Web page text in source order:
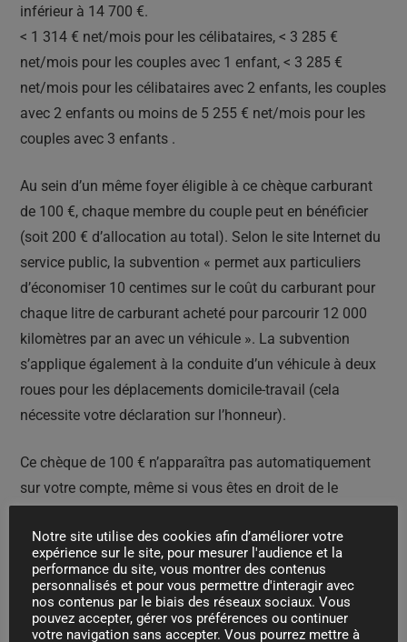
inférieur à 14 700 €.
< 1 314 € net/mois pour les célibataires, < 3 285 €
net/mois pour les couples avec 1 enfant, < 3 285 €
net/mois pour les célibataires avec 2 enfants, les couples
avec 2 enfants ou moins de 5 255 € net/mois pour les
couples avec 3 enfants .
Au sein d’un même foyer éligible à ce chèque carburant
de 100 €, chaque membre du couple peut en bénéficier
(soit 200 € d’allocation au total). Selon le site Internet du
service public, la subvention « permet aux particuliers
d’économiser 10 centimes sur le coût du carburant pour
chaque litre de carburant acheté pour parcourir 12 000
kilomètres par an avec un véhicule ». La subvention
s’applique également à la conduite d’un véhicule à deux
roues pour les déplacements domicile-travail (cela
nécessite votre déclaration sur l’honneur).
Ce chèque de 100 € n’apparaîtra pas automatiquement
sur votre compte, même si vous êtes en droit de le
sur la page des impôts, disponible à partir d’aujourd’hui
jusqu’au 28 février 2023. Le montant de l’aide sera
transféré sur le compte bancaire associé à l’identité du
demandeur. Selon le ministre des Finances Gabriel Attal,
Notre site utilise des cookies afin d’améliorer votre
expérience sur le site, pour mesurer l'audience et la
performance du site, vous montrer des contenus
personnalisés et pour vous permettre d'interagir avec
nos contenus par le biais des réseaux sociaux. Vous
pouvez accepter, gérer vos préférences ou continuer
votre navigation sans accepter. Vous pourrez mettre à